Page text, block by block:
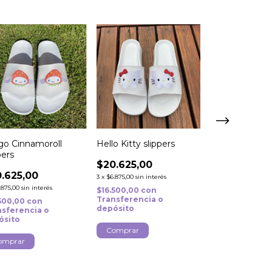
Cinnamoroll
sin interés
con
o
Hello Kitty slippers
$20.625,00
3 x $6.875,00 sin interés
$16.500,00 con
Transferencia o
depósito
Comprar